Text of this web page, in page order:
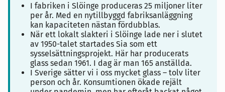
I fabriken i Slöinge produceras 25 miljoner liter
per år. Med en nytillbyggd fabriksanläggning
kan kapaciteten nästan fördubblas.
När ett lokalt slakteri i Slöinge lade ner i slutet
av 1950-talet startades Sia som ett
sysselsättningsprojekt. Här har producerats
glass sedan 1961. I dag är man 165 anställda.
I Sverige sätter vi i oss mycket glass – tolv liter
person och år. Konsumtionen ökade rejält